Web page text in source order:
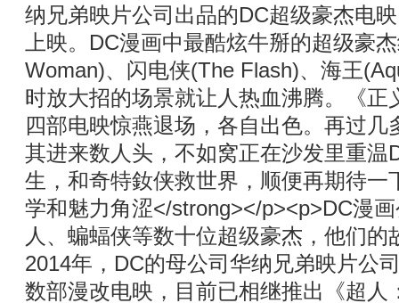
纳兄弟映片公司出品的DC超级豪杰电
上映。DC漫画中最酷炫牛掰的超级豪
Woman)、闪电侠(The Flash)、海王
时放大招的场景就让人热血沸腾。《
四部电映惊燕退场，各自出色。再过
其进来数人头，不如窝正在沙发里重
生，和奇特釹侠救世界，顺便再期待
学和魅力角涩</strong></p><p>DC漫
人、蝙蝠侠等数十位超级豪杰，他们
2014年，DC的母公司华纳兄弟映片公
数部漫改电映，目前已相继推出《超